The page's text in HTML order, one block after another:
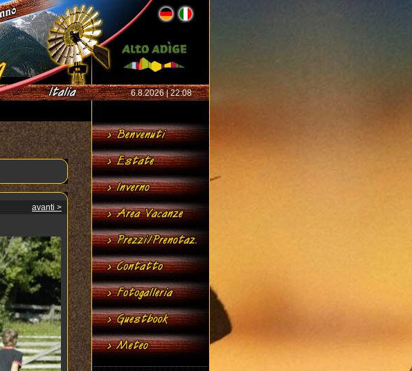
6.8.2026 | 22:08
avanti >